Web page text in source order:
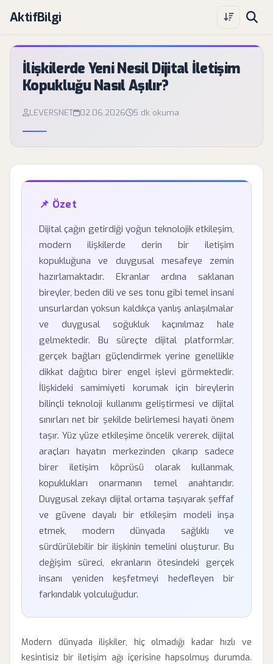
AktifBilgi
İlişkilerde Yeni Nesil Dijital İletişim
Kopukluğu Nasıl Aşılır?
LEVERSNET 02.06.2026 5 dk okuma
📌 Özet
Dijital çağın getirdiği yoğun teknolojik etkileşim,
modern ilişkilerde derin bir iletişim
kopukluğuna ve duygusal mesafeye zemin
hazırlamaktadır. Ekranlar ardına saklanan
bireyler, beden dili ve ses tonu gibi temel insani
unsurlardan yoksun kaldıkça yanlış anlaşılmalar
ve duygusal soğukluk kaçınılmaz hale
gelmektedir. Bu süreçte dijital platformlar,
gerçek bağları güçlendirmek yerine genellikle
dikkat dağıtıcı birer engel işlevi görmektedir.
İlişkideki samimiyeti korumak için bireylerin
bilinçli teknoloji kullanımı geliştirmesi ve dijital
sınırları net bir şekilde belirlemesi hayati önem
taşır. Yüz yüze etkileşime öncelik vererek, dijital
araçları hayatın merkezinden çıkarıp sadece
birer iletişim köprüsü olarak kullanmak,
kopuklukları onarmanın temel anahtarıdır.
Duygusal zekayı dijital ortama taşıyarak şeffaf
ve güvene dayalı bir etkileşim modeli inşa
etmek, modern dünyada sağlıklı ve
sürdürülebilir bir ilişkinin temelini oluşturur. Bu
değişim süreci, ekranların ötesindeki gerçek
insanı yeniden keşfetmeyi hedefleyen bir
farkındalık yolculuğudur.
Modern dünyada ilişkiler, hiç olmadığı kadar hızlı ve
kesintisiz bir iletişim ağı içerisine hapsolmuş durumda.